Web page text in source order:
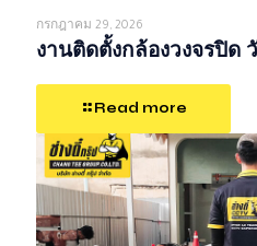
กรกฎาคม 29, 2026
งานติดตั้งกล้องวงจรปิด
Read more